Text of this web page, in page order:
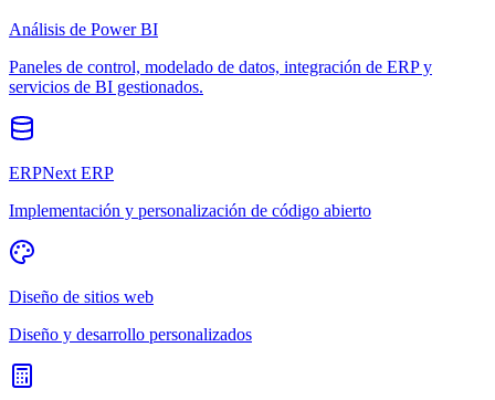
Análisis de Power BI
Paneles de control, modelado de datos, integración de ERP y
servicios de BI gestionados.
ERPNext ERP
Implementación y personalización de código abierto
Diseño de sitios web
Diseño y desarrollo personalizados